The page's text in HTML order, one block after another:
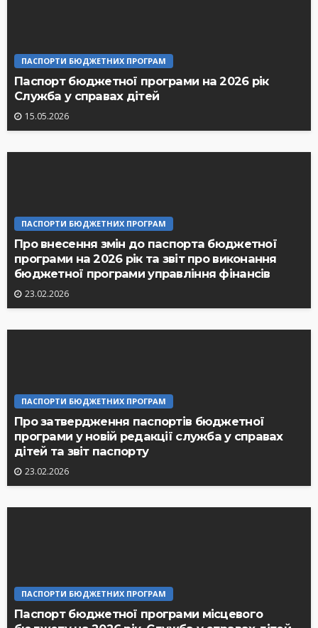
ПАСПОРТИ БЮДЖЕТНИХ ПРОГРАМ
Паспорт бюджетної програми на 2026 рік
Служба у справах дітей
15.05.2026
ПАСПОРТИ БЮДЖЕТНИХ ПРОГРАМ
Про внесення змін до паспорта бюджетної
програми на 2026 рік та звіт про виконання
бюджетної програми управління фінансів
23.02.2026
ПАСПОРТИ БЮДЖЕТНИХ ПРОГРАМ
Про затвердження паспортів бюджетної
програми у новій редакції служба у справах
дітей та звіт паспорту
23.02.2026
ПАСПОРТИ БЮДЖЕТНИХ ПРОГРАМ
Паспорт бюджетної програми місцевого